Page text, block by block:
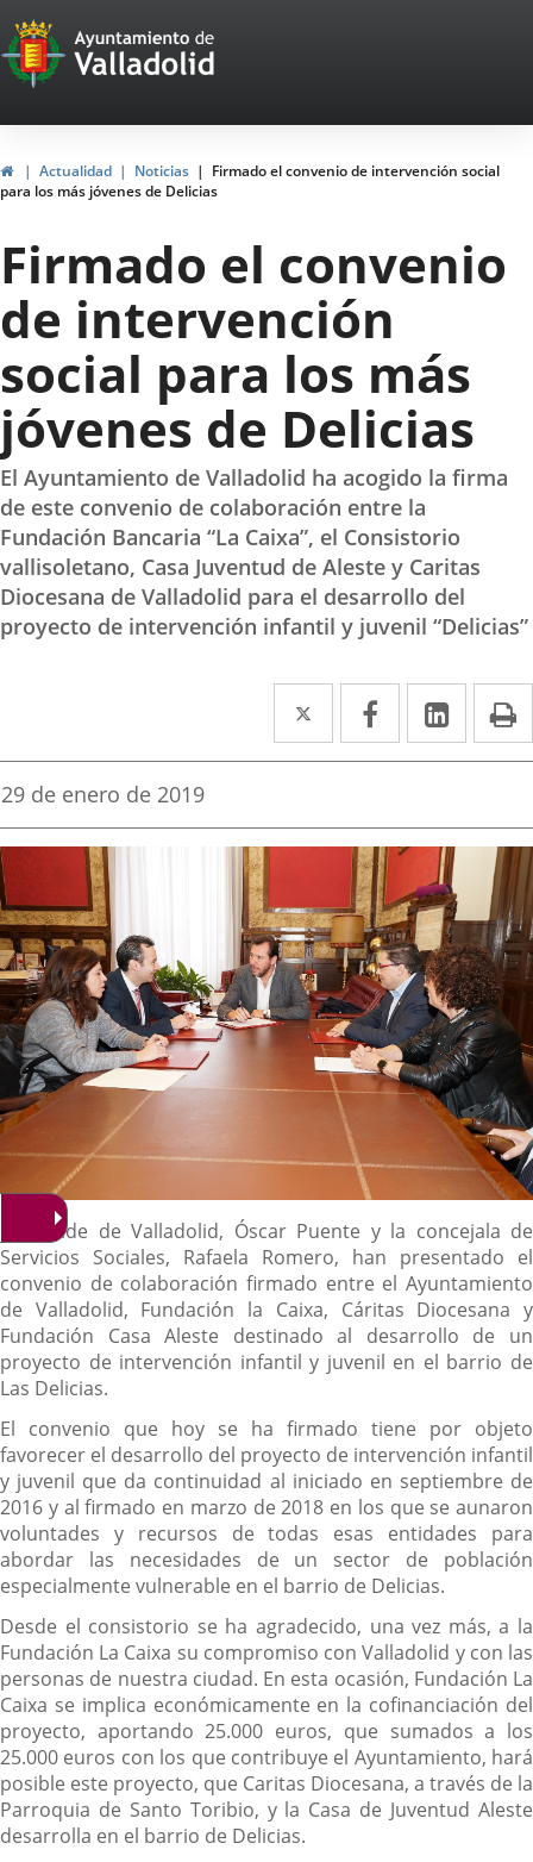
Portal
Web
del
Ayuntamiento
de
Valladolid
HomeActualidad Noticias
Firmado el convenio de intervención social
para los más jóvenes de Delicias
Firmado el convenio
de intervención
social para los más
jóvenes de Delicias
El Ayuntamiento de Valladolid ha acogido la firma
de este convenio de colaboración entre la
Fundación Bancaria “La Caixa”, el Consistorio
vallisoletano, Casa Juventud de Aleste y Caritas
Diocesana de Valladolid para el desarrollo del
proyecto de intervención infantil y juvenil “Delicias”
Twitter
Enlace
a
aplicación
externa.
Facebook
Enlace
a
aplicación
externa.
Enlace
a
Fecha
la
noticia
29 de enero de 2019
Descripción
El alcalde de Valladolid, Óscar Puente y la concejala de
Servicios Sociales, Rafaela Romero, han presentado el
convenio de colaboración firmado entre el Ayuntamiento
de Valladolid, Fundación la Caixa, Cáritas Diocesana y
Fundación Casa Aleste destinado al desarrollo de un
proyecto de intervención infantil y juvenil en el barrio de
Las Delicias.
El convenio que hoy se ha firmado tiene por objeto
favorecer el desarrollo del proyecto de intervención infantil
y juvenil que da continuidad al iniciado en septiembre de
2016 y al firmado en marzo de 2018 en los que se aunaron
voluntades y recursos de todas esas entidades para
abordar las necesidades de un sector de población
especialmente vulnerable en el barrio de Delicias.
Desde el consistorio se ha agradecido, una vez más, a la
Fundación La Caixa su compromiso con Valladolid y con las
personas de nuestra ciudad. En esta ocasión, Fundación La
Caixa se implica económicamente en la cofinanciación del
proyecto, aportando 25.000 euros, que sumados a los
25.000 euros con los que contribuye el Ayuntamiento, hará
posible este proyecto, que Caritas Diocesana, a través de la
Parroquia de Santo Toribio, y la Casa de Juventud Aleste
desarrolla en el barrio de Delicias.